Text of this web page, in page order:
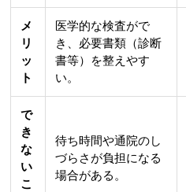
メ
リ
ッ
ト
医学的な検査がで
き、必要書類（診断
書等）を整えやす
い。
で
き
な
い
こ
待ち時間や通院のし
づらさが負担になる
場合がある。